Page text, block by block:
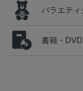
バラエティ
書籍・